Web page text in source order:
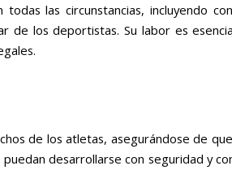
las circunstancias, incluyendo
los deportistas. Su labor es
de los atletas, asegurándose de
desarrollarse con seguridad y